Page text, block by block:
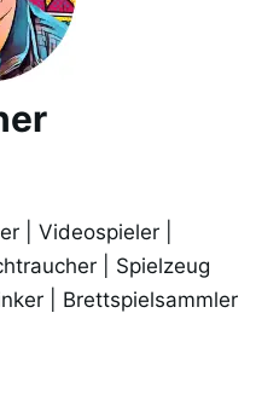
| Videospieler |
| Spielzeug
| Brettspielsammler